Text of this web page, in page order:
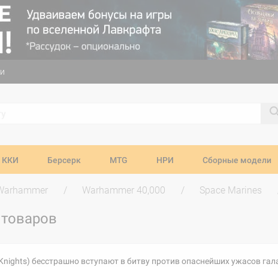
ККИ Берсерк MTG НРИ Сборные модели
Warhammer 40,000 Space Marines
бесстрашно вступают в битву против опаснейших ужасов